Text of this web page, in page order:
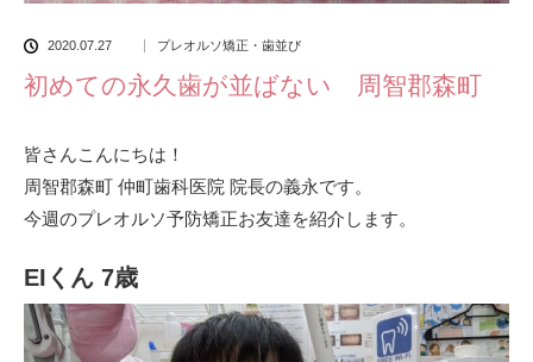
2020.07.27 プレオルソ矯正・歯並び
初めての永久歯が並ばない 周智郡森町
皆さんこんにちは！
周智郡森町 仲町歯科医院 院長の義永です。
今週のプレオルソ予防矯正お友達を紹介します。
EIくん 7歳